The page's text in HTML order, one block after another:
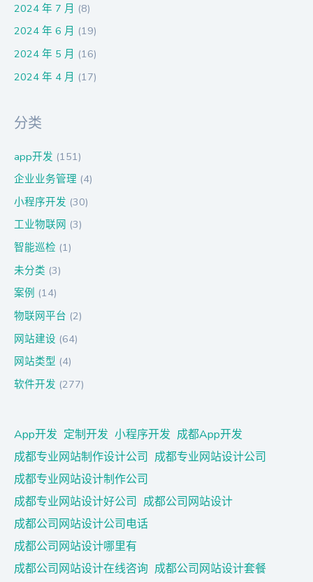
2024 年 7 月 (8)
2024 年 6 月 (19)
2024 年 5 月 (16)
2024 年 4 月 (17)
分类
app开发 (151)
企业业务管理 (4)
小程序开发 (30)
工业物联网 (3)
智能巡检 (1)
未分类 (3)
案例 (14)
物联网平台 (2)
网站建设 (64)
网站类型 (4)
软件开发 (277)
App开发 定制开发 小程序开发 成都App开发
成都专业网站制作设计公司 成都专业网站设计公司
成都专业网站设计制作公司
成都专业网站设计好公司 成都公司网站设计
成都公司网站设计公司电话
成都公司网站设计哪里有
成都公司网站设计在线咨询 成都公司网站设计套餐